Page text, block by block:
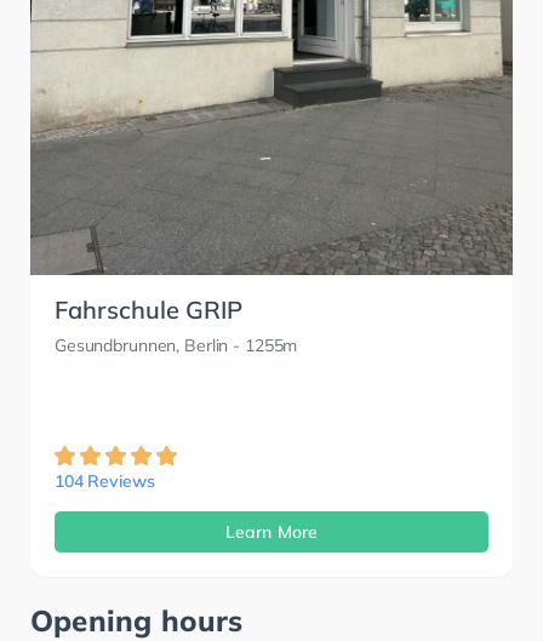
Fahrschule GRIP
Gesundbrunnen, Berlin - 1255m
104 Reviews
Learn More
Opening hours